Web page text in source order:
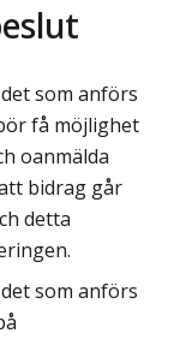
som anförs
få möjlighet
oanmälda
bidrag går
detta
som anförs